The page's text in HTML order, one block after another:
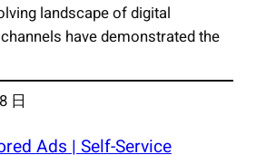
landscape of digital
have demonstrated the
日
Ads | Self-Service